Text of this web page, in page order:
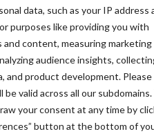
data, such as your IP address
purposes like providing you with
and content, measuring marketing
audience insights,
and product development.
valid across all our subdomains.
your consent at any time by
button at the bottom of